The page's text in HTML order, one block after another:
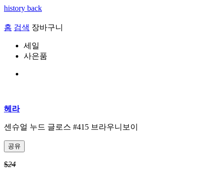
history back
홈 검색 장바구니
세일
사은품
헤라
센슈얼 누드 글로스 #415 브라우니보이
공유
$24